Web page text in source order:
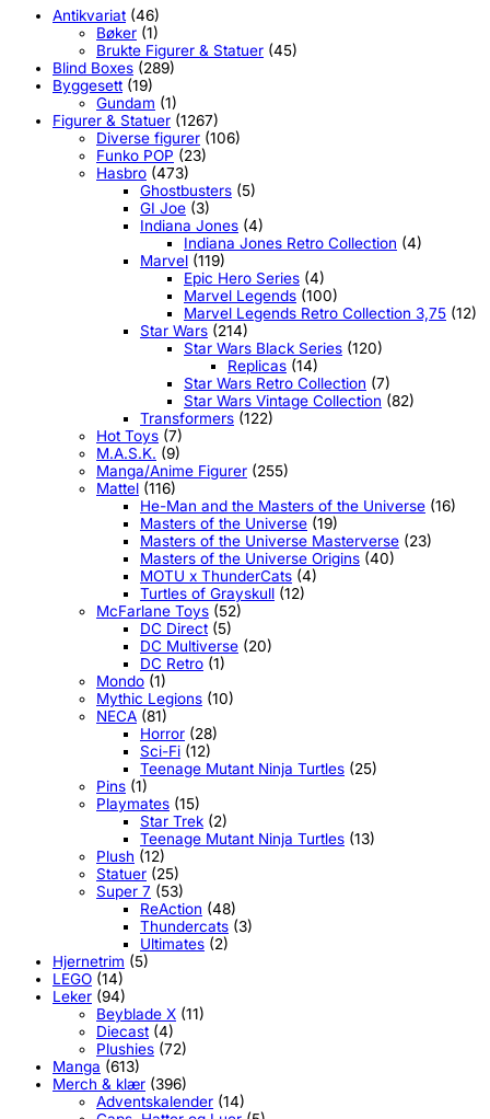
Antikvariat (46)
Bøker (1)
Brukte Figurer & Statuer (45)
Blind Boxes (289)
Byggesett (19)
Gundam (1)
Figurer & Statuer (1267)
Diverse figurer (106)
Funko POP (23)
Hasbro (473)
Ghostbusters (5)
GI Joe (3)
Indiana Jones (4)
Indiana Jones Retro Collection (4)
Marvel (119)
Epic Hero Series (4)
Marvel Legends (100)
Marvel Legends Retro Collection 3,75 (12)
Star Wars (214)
Star Wars Black Series (120)
Replicas (14)
Star Wars Retro Collection (7)
Star Wars Vintage Collection (82)
Transformers (122)
Hot Toys (7)
M.A.S.K. (9)
Manga/Anime Figurer (255)
Mattel (116)
He-Man and the Masters of the Universe (16)
Masters of the Universe (19)
Masters of the Universe Masterverse (23)
Masters of the Universe Origins (40)
MOTU x ThunderCats (4)
Turtles of Grayskull (12)
McFarlane Toys (52)
DC Direct (5)
DC Multiverse (20)
DC Retro (1)
Mondo (1)
Mythic Legions (10)
NECA (81)
Horror (28)
Sci-Fi (12)
Teenage Mutant Ninja Turtles (25)
Pins (1)
Playmates (15)
Star Trek (2)
Teenage Mutant Ninja Turtles (13)
Plush (12)
Statuer (25)
Super 7 (53)
ReAction (48)
Thundercats (3)
Ultimates (2)
Hjernetrim (5)
LEGO (14)
Leker (94)
Beyblade X (11)
Diecast (4)
Plushies (72)
Manga (613)
Merch & klær (396)
Adventskalender (14)